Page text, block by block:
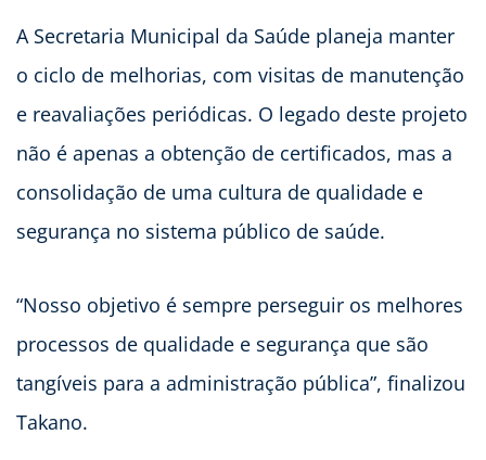
A Secretaria Municipal da Saúde planeja manter
o ciclo de melhorias, com visitas de manutenção
e reavaliações periódicas. O legado deste projeto
não é apenas a obtenção de certificados, mas a
consolidação de uma cultura de qualidade e
segurança no sistema público de saúde.
“Nosso objetivo é sempre perseguir os melhores
processos de qualidade e segurança que são
tangíveis para a administração pública”, finalizou
Takano.